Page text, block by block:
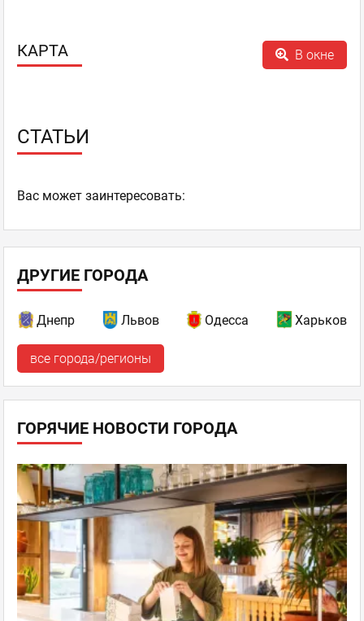
КАРТА В окне
СТАТЬИ
Ваc может заинтересовать:
ДРУГИЕ ГОРОДА
Днепр Львов Одесса Харьков
все города/регионы
ГОРЯЧИЕ НОВОСТИ ГОРОДА